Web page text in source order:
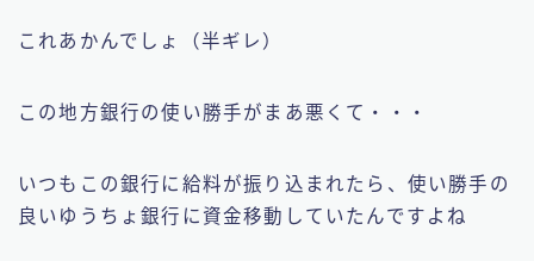
これあかんでしょ（半ギレ）
この地方銀行の使い勝手がまあ悪くて・・・
いつもこの銀行に給料が振り込まれたら、使い勝手の
良いゆうちょ銀行に資金移動していたんですよね